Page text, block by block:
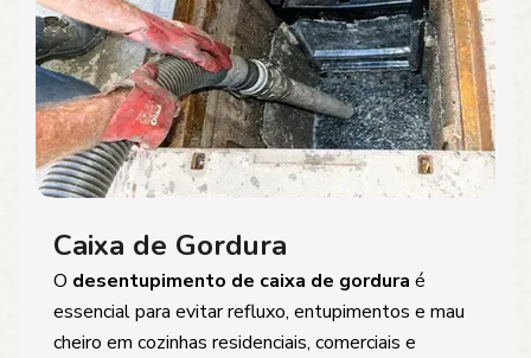
Caixa de Gordura
O desentupimento de caixa de gordura é
essencial para evitar refluxo, entupimentos e mau
cheiro em cozinhas residenciais, comerciais e